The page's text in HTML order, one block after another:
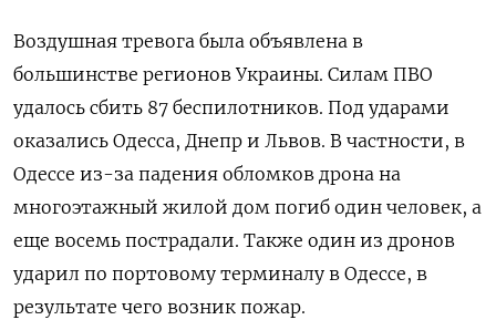
Воздушная тревога была объявлена в
большинстве регионов Украины. Силам ПВО
удалось сбить 87 беспилотников. Под ударами
оказались Одесса, Днепр и Львов. В частности, в
Одессе из-за падения обломков дрона на
многоэтажный жилой дом погиб один человек, а
еще восемь пострадали. Также один из дронов
ударил по портовому терминалу в Одессе, в
результате чего возник пожар.